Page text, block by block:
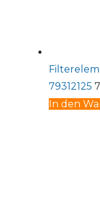
79312125
In den